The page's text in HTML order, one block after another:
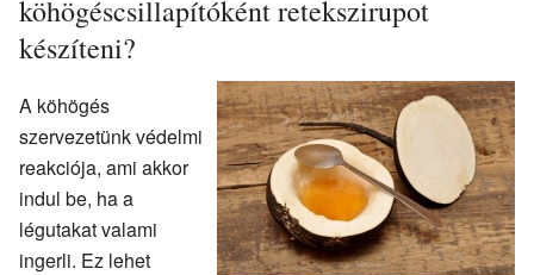
köhögéscsillapítóként retekszirupot
készíteni?
A köhögés
szervezetünk védelmi
reakciója, ami akkor
indul be, ha a
légutakat valami
ingerli. Ez lehet